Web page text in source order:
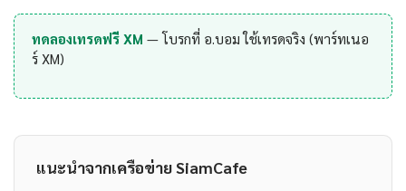
ทดลองเทรดฟรี XM— โบรกที่ อ.บอม ใช้เทรดจริง (พาร์ทเนอ
ร์ XM)
แนะนำจากเครือข่าย SiamCafe